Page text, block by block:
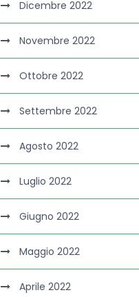
Dicembre 2022
Novembre 2022
Ottobre 2022
Settembre 2022
Agosto 2022
Luglio 2022
Giugno 2022
Maggio 2022
Aprile 2022